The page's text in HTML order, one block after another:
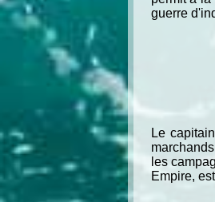
guerre
Le
les
Empire,